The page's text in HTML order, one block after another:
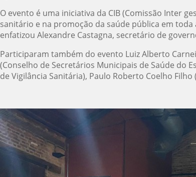
O evento é uma iniciativa da CIB (Comissão Inter
sanitário e na promoção da saúde pública em
enfatizou Alexandre Castagna, secretário de
Participaram também do evento Luiz Alberto
(Conselho de Secretários Municipais de Saúde do
de Vigilância Sanitária), Paulo Roberto Coelho